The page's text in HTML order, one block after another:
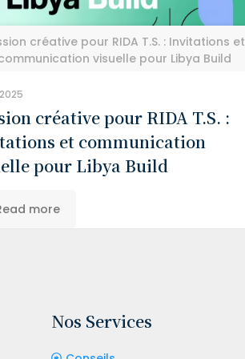
créative pour RIDA T.S. : Invitations et
visuelle pour Libya Build
créative pour RIDA T.S. :
et communication
pour Libya Build
more
Nos Services